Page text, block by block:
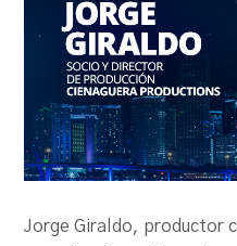
Jorge Giraldo, productor